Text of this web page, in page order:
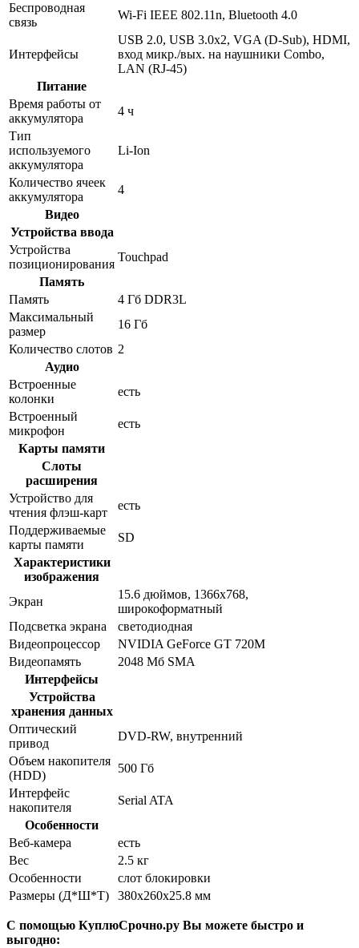
Беспроводная
связь
Wi-Fi IEEE 802.11n, Bluetooth 4.0
Интерфейсы
USB 2.0, USB 3.0x2, VGA (D-Sub), HDMI,
вход микр./вых. на наушники Combo,
LAN (RJ-45)
Питание
Время работы от
аккумулятора
4 ч
Тип
используемого
аккумулятора
Li-Ion
Количество ячеек
аккумулятора
4
Видео
Устройства ввода
Устройства
позиционирования
Touchpad
Память
Память
4 Гб DDR3L
Максимальный
размер
16 Гб
Количество слотов 2
Аудио
Встроенные
колонки
есть
Встроенный
микрофон
есть
Карты памяти
Слоты
расширения
Устройство для
чтения флэш-карт
есть
Поддерживаемые
карты памяти
SD
Характеристики
изображения
Экран
15.6 дюймов, 1366x768,
широкоформатный
Подсветка экрана
светодиодная
Видеопроцессор
NVIDIA GeForce GT 720M
Видеопамять
2048 Мб SMA
Интерфейсы
Устройства
хранения данных
Оптический
привод
DVD-RW, внутренний
Объем накопителя
(HDD)
500 Гб
Интерфейс
накопителя
Serial ATA
Особенности
Веб-камера
есть
Вес
2.5 кг
Особенности
слот блокировки
Размеры (Д*Ш*Т)
380x260x25.8 мм
С помощью КуплюСрочно.ру Вы можете быстро и
выгодно: